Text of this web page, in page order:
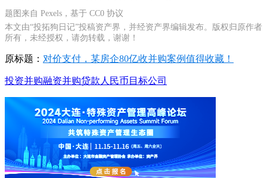
题图来自 Pexels，基于 CC0 协议
本文由“投拓狗日记”投稿资产界，并经资产界编辑发布。版权归原作者
所有，未经授权，请勿转载，谢谢！
原标题： 对价支付，某房企80亿收并购案例值得收藏！
投资并购融资并购贷款人民币 目标公司